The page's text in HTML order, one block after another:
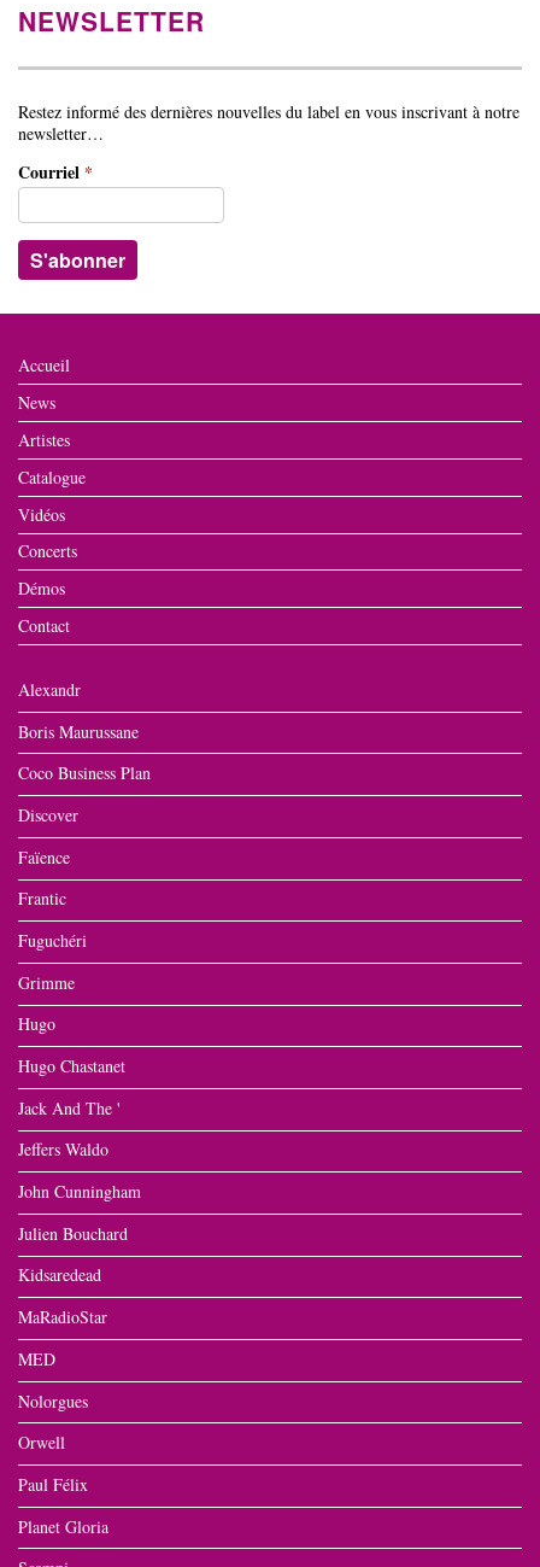
NEWSLETTER
Restez informé des dernières nouvelles du label en vous inscrivant à notre
newsletter…
Courriel *
Accueil
News
Artistes
Catalogue
Vidéos
Concerts
Démos
Contact
Alexandr
Boris Maurussane
Coco Business Plan
Discover
Faïence
Frantic
Fuguchéri
Grimme
Hugo
Hugo Chastanet
Jack And The '
Jeffers Waldo
John Cunningham
Julien Bouchard
Kidsaredead
MaRadioStar
MED
Nolorgues
Orwell
Paul Félix
Planet Gloria